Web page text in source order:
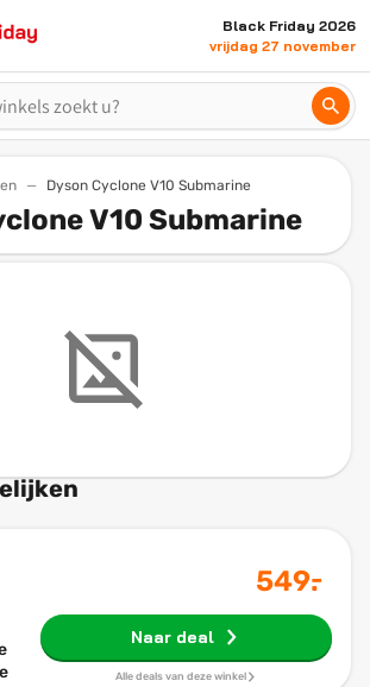
Black Friday 2026
vrijdag 27 november
Dyson Cyclone V10 Submarine
V10 Submarine
549.
-
Naar deal
Alle deals van deze winkel